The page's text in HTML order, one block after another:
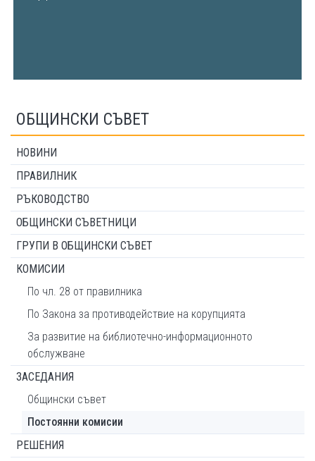
ОБЩИНСКИ СЪВЕТ
НОВИНИ
ПРАВИЛНИК
РЪКОВОДСТВО
ОБЩИНСКИ СЪВЕТНИЦИ
ГРУПИ В ОБЩИНСКИ СЪВЕТ
КОМИСИИ
По чл. 28 от правилника
По Закона за противодействие на корупцията
За развитие на библиотечно-информационното
обслужване
ЗАСЕДАНИЯ
Общински съвет
Постоянни комисии
РЕШЕНИЯ